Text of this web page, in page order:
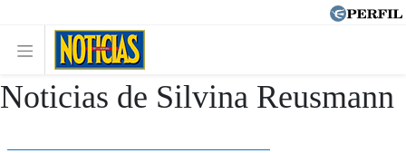
Noticias de Silvina Reusmann